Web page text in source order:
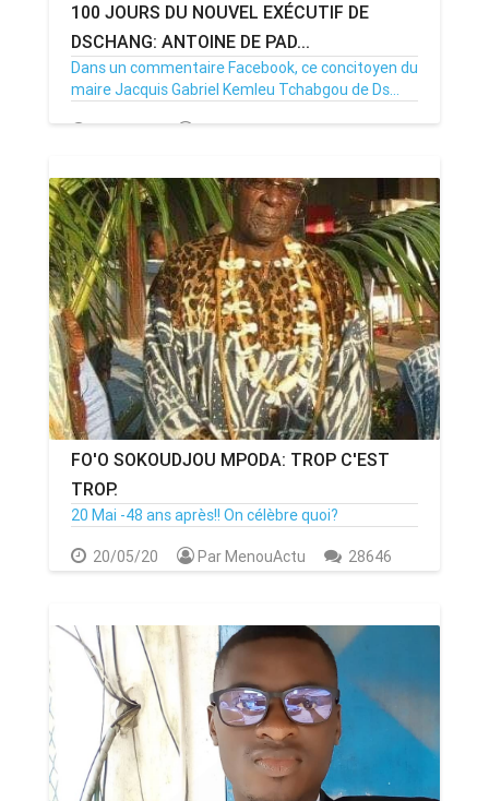
100 JOURS DU NOUVEL EXÉCUTIF DE
DSCHANG: ANTOINE DE PAD...
Dans un commentaire Facebook, ce concitoyen du
maire Jacquis Gabriel Kemleu Tchabgou de Ds...
09/06/20 Par MenouActu 0
FO'O SOKOUDJOU MPODA: TROP C'EST
TROP.
20 Mai -48 ans après!! On célèbre quoi?
20/05/20 Par MenouActu 28646